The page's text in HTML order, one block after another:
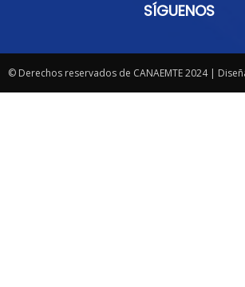
SÍGUENOS
© Derechos reservados de CANAEMTE 2024 |